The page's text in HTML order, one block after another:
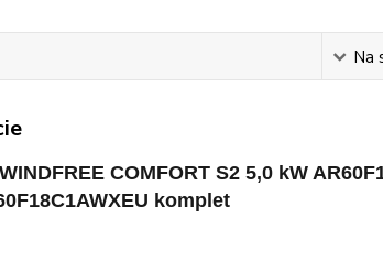
Na
COMFORT S2 5,0 kW
komplet